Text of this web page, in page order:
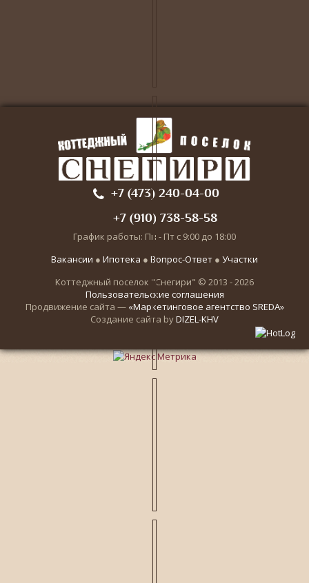
+7 (473) 240-04-00
+7 (910) 738-58-58
График работы: Пн - Пт с 9:00 до 18:00
Вакансии ● Ипотека ● Вопрос-Ответ ● Участки
Коттеджный поселок "Снегири" © 2013 - 2026
Пользовательские соглашения
Продвижение сайта — «Маркетинговое агентство SREDA»
Создание сайта byDIZEL-KHV